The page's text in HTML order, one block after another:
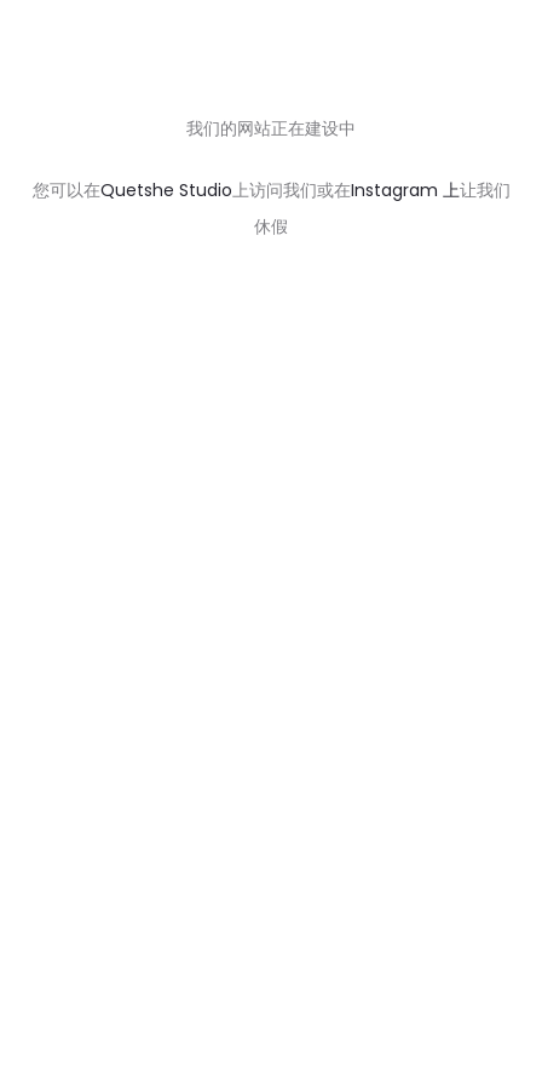
我们的网站正在建设中
您可以在Quetshe Studio上访问我们或在Instagram 上让我们
休假